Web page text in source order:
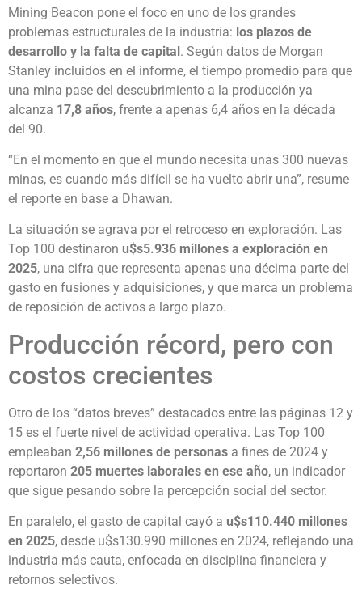
Mining Beacon pone el foco en uno de los grandes
problemas estructurales de la industria: los plazos de
desarrollo y la falta de capital. Según datos de Morgan
Stanley incluidos en el informe, el tiempo promedio para que
una mina pase del descubrimiento a la producción ya
alcanza 17,8 años, frente a apenas 6,4 años en la década
del 90.
“En el momento en que el mundo necesita unas 300 nuevas
minas, es cuando más difícil se ha vuelto abrir una”, resume
el reporte en base a Dhawan.
La situación se agrava por el retroceso en exploración. Las
Top 100 destinaron u$s5.936 millones a exploración en
2025, una cifra que representa apenas una décima parte del
gasto en fusiones y adquisiciones, y que marca un problema
de reposición de activos a largo plazo.
Producción récord, pero con
costos crecientes
Otro de los “datos breves” destacados entre las páginas 12 y
15 es el fuerte nivel de actividad operativa. Las Top 100
empleaban 2,56 millones de personas a fines de 2024 y
reportaron 205 muertes laborales en ese año, un indicador
que sigue pesando sobre la percepción social del sector.
En paralelo, el gasto de capital cayó a u$s110.440 millones
en 2025, desde u$s130.990 millones en 2024, reflejando una
industria más cauta, enfocada en disciplina financiera y
retornos selectivos.